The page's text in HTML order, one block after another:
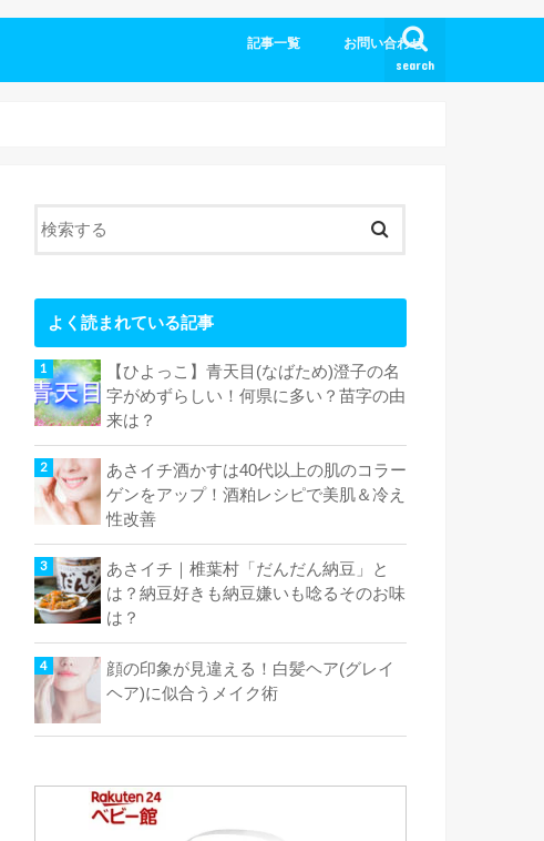
search
記事一覧 お問い合わせ
よく読まれている記事
【ひよっこ】青天目(なばため)澄子の名
字がめずらしい！何県に多い？苗字の由
来は？
あさイチ酒かすは40代以上の肌のコラー
ゲンをアップ！酒粕レシピで美肌＆冷え
性改善
あさイチ｜椎葉村「だんだん納豆」と
は？納豆好きも納豆嫌いも唸るそのお味
は？
顔の印象が見違える！白髪ヘア(グレイ
ヘア)に似合うメイク術